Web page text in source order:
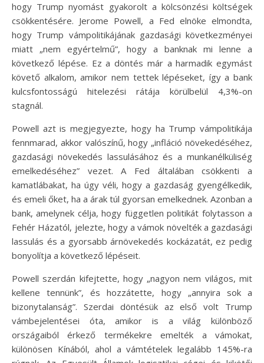
hogy Trump nyomást gyakorolt a kölcsönzési költségek
csökkentésére. Jerome Powell, a Fed elnöke elmondta,
hogy Trump vámpolitikájának gazdasági következményei
miatt „nem egyértelmű”, hogy a banknak mi lenne a
következő lépése. Ez a döntés már a harmadik egymást
követő alkalom, amikor nem tettek lépéseket, így a bank
kulcsfontosságú hitelezési rátája körülbelül 4,3%-on
stagnál.
Powell azt is megjegyezte, hogy ha Trump vámpolitikája
fennmarad, akkor valószínű, hogy „infláció növekedéséhez,
gazdasági növekedés lassulásához és a munkanélküliség
emelkedéséhez” vezet. A Fed általában csökkenti a
kamatlábakat, ha úgy véli, hogy a gazdaság gyengélkedik,
és emeli őket, ha a árak túl gyorsan emelkednek. Azonban a
bank, amelynek célja, hogy független politikát folytasson a
Fehér Házatól, jelezte, hogy a vámok növelték a gazdasági
lassulás és a gyorsabb árnövekedés kockázatát, ez pedig
bonyolítja a következő lépéseit.
Powell szerdán kifejtette, hogy „nagyon nem világos, mit
kellene tennünk”, és hozzátette, hogy „annyira sok a
bizonytalanság”. Szerdai döntésük az első volt Trump
vámbejelentései óta, amikor is a világ különböző
országaiból érkező termékekre emelték a vámokat,
különösen Kínából, ahol a vámtételek legalább 145%-ra